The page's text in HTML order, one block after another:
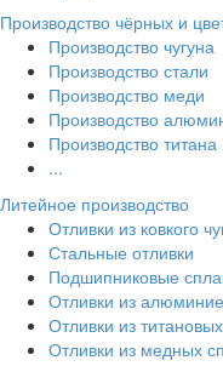
Производство чёрных и
Производство чугуна
Производство стали
Производство меди
Производство
Производство титана
...
Литейное производство
Отливки из ковкого
Стальные отливки
Подшипниковые
Отливки из
Отливки из
Отливки из медных